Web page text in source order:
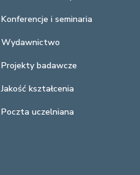
Konferencje i seminaria
Wydawnictwo
Projekty badawcze
Jakość kształcenia
Poczta uczelniana